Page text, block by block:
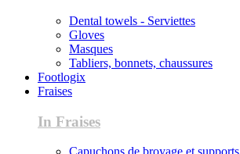
Dental towels - Serviettes
Gloves
Masques
Tabliers, bonnets, chaussures
Footlogix
Fraises
In Fraises